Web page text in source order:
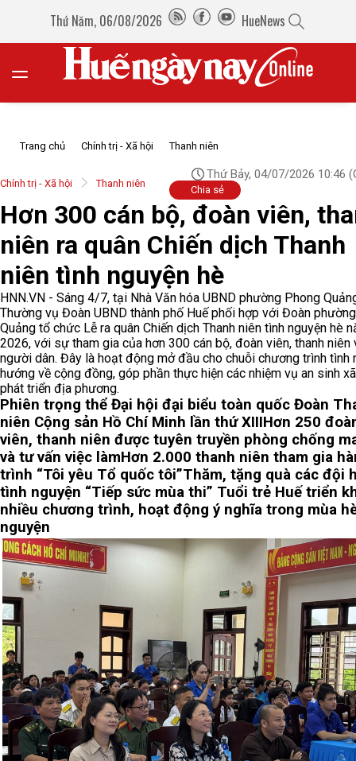
Thứ Năm, 06/08/2026 HueNews
Trang chủ Chính trị - Xã hội Thanh niên
Chính trị - Xã hội Thanh niên
Thứ Bảy, 04/07/2026 10:46
Chia sẻ
Hơn 300 cán bộ, đoàn viên,
niên ra quân Chiến dịch Thanh
niên tình nguyện hè
HNN.VN - Sáng 4/7, tại Nhà Văn hóa UBND phường Phong
Thường vụ Đoàn UBND thành phố Huế phối hợp với Đoàn
Quảng tổ chức Lễ ra quân Chiến dịch Thanh niên tình nguyện hè
2026, với sự tham gia của hơn 300 cán bộ, đoàn viên, thanh niên
người dân. Đây là hoạt động mở đầu cho chuỗi chương trình tình
hướng về cộng đồng, góp phần thực hiện các nhiệm vụ an sinh
phát triển địa phương.
Phiên trọng thể Đại hội đại biểu toàn quốc Đoàn
niên Cộng sản Hồ Chí Minh lần thứ XIIIHơn 250
viên, thanh niên được tuyên truyền phòng chống
và tư vấn việc làmHơn 2.000 thanh niên tham gia
trình “Tôi yêu Tổ quốc tôi”Thăm, tặng quà các đội
tình nguyện “Tiếp sức mùa thi” Tuổi trẻ Huế triển
nhiều chương trình, hoạt động ý nghĩa trong mùa
nguyện